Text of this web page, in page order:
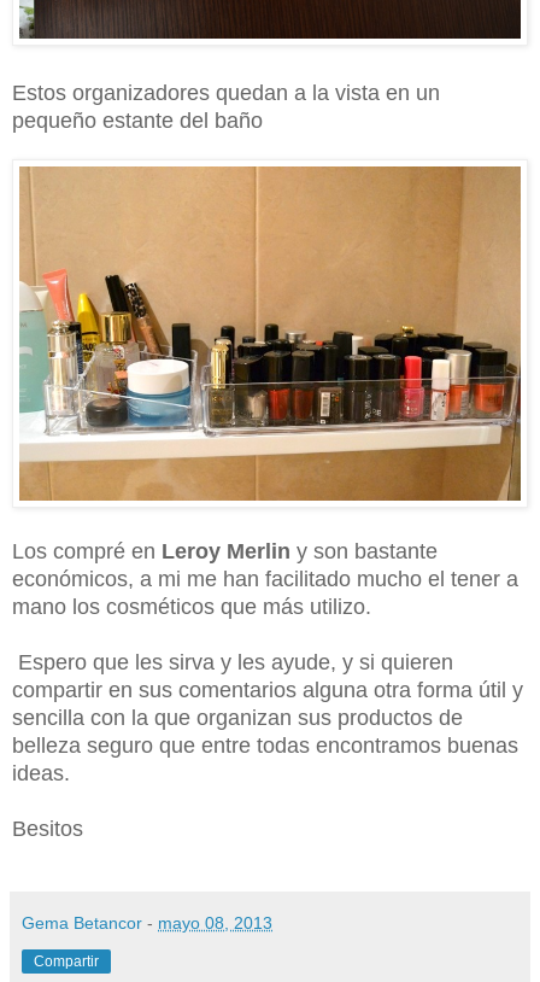
Estos organizadores quedan a la vista en un
pequeño estante del baño
Los compré en Leroy Merlin y son bastante
económicos, a mi me han facilitado mucho el tener a
mano los cosméticos que más utilizo.
Espero que les sirva y les ayude, y si quieren
compartir en sus comentarios alguna otra forma útil y
sencilla con la que organizan sus productos de
belleza seguro que entre todas encontramos buenas
ideas.
Besitos
Gema Betancor - mayo 08, 2013
Compartir